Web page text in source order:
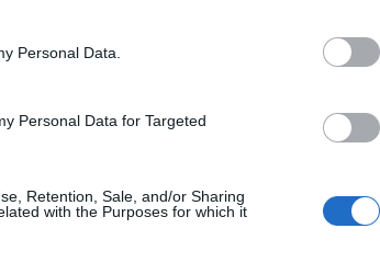
Personal Data.
Personal Data for Targeted
Retention, Sale, and/or Sharing
with the Purposes for which it
na podstawie Makbeta
wybrany kontekst.
na podstawie Makbeta
wybrany kontekst.
władzy? Omów zagadnienie na